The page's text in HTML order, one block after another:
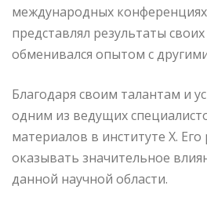
международных
представлял результаты
обменивался опытом с
Благодаря своим талантам и
одним из ведущих
материалов в институте Х.
оказывать значительное
данной научной области.